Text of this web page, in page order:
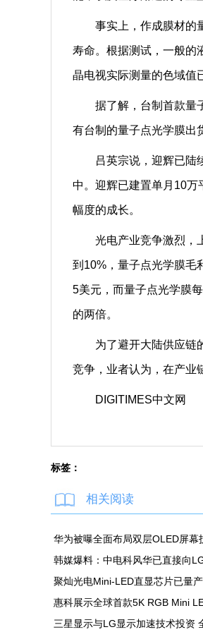
事实上，作成膜材的量
寿命。根据测试，一般的
晶电视实际测量的色域值
据了解，台制首款量子
有台制的量子点光学膜出
吕英宗说，迎辉已陆续
中。迎辉已建置单月10万
幅度的成长。
光电产业竞争激烈，上
到10%，量子点光学膜毛
5美元，而量子点光学膜
的两倍。
为了避开大陆供应链的
竞争，业者认为，在产业
DIGITIMES中文网
标签：
相关阅读